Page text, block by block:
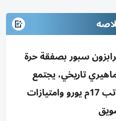
سبور بصفقة حرة
جماهيري تاريخي، يجتمع
بسافيتش وأونانا، وراتب 17م يورو وامتيازات